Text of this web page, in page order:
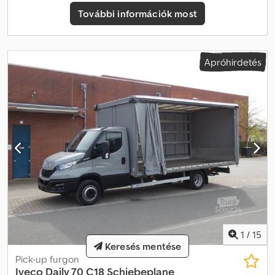
Beszerzést és értékesítést országhatárokon átnyúlóan végzünk,
így hirdetéseinkben alapvetően exportárainkat tüntetjük fel,
amelyek függetlenek a felhasználás helyétől. A Yourtrucks GmbH
rendszeresen frissíti. Ezek az információk általános tájékoztató
jellegűek, és nem helyettesítik a részletes, személyre szabott
tanácsadást a vásárlási döntés előtt. A szerződésben rögzített
feltételek az irányadóak. A változtatás, hibák, elírások és előzetes
értékesítés jogát fenntartjuk. Cjdpfx Aeywxxyobhjrf Kizárólag az
általános szerződési feltételeink érvényesek. Nyelvek: - We speak
English - On parle français - ?? ????? ?? ???? - Mówimy po polsku
- Hablamos español - Falamos português - Parliamo italiano
További információk most
Apróhirdetés
1 / 15
Pick-up furgon
Iveco Daily 70 C18 Schiebeplane
Keresés mentése